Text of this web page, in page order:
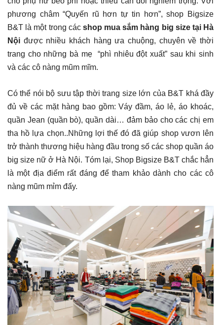
phương châm “Quyến rũ hơn tự tin hơn”, shop Bigsize
B&T là một trong các shop mua sắm hàng big size tại Hà
Nội được nhiều khách hàng ưa chuộng, chuyên về thời
trang cho những bà mẹ “phì nhiêu đột xuất” sau khi sinh
và các cô nàng mũm mĩm.
Có thể nói bộ sưu tập thời trang size lớn của B&T khá đầy
đủ về các mặt hàng bao gồm: Váy đầm, áo lẻ, áo khoác,
quần Jean (quần bò), quần dài… đảm bảo cho các chị em
tha hồ lựa chọn..Những lợi thế đó đã giúp shop vươn lên
trở thành thương hiệu hàng đầu trong số các shop quần áo
big size nữ ở Hà Nội. Tóm lại, Shop Bigsize B&T chắc hẳn
là một địa điểm rất đáng để tham khảo dành cho các cô
nàng mũm mỉm đấy.